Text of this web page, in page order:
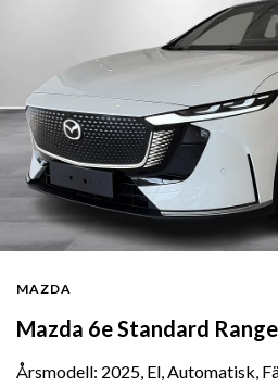
MAZDA
Mazda 6e Standard
Årsmodell: 2025, El, Automatisk,